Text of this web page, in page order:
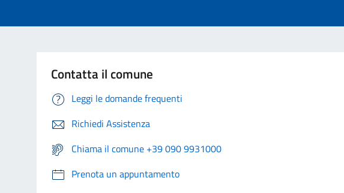
Contatta il comune
Leggi le domande frequenti
Richiedi Assistenza
Chiama il comune +39 090 9931000
Prenota un appuntamento